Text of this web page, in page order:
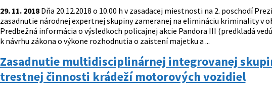
29. 11. 2018Dňa 20.12.2018 o 10.00 h v zasadacej miestnosti na 2. poschodí
zasadnutie národnej expertnej skupiny zameranej na elimináciu kriminality v
Predbežná informácia o výsledkoch policajnej akcie Pandora III (predkladá
k návrhu zákona o výkone rozhodnutia o zaistení majetku a ...
Zasadnutie multidisciplinárnej integrovanej
trestnej činnosti krádeží motorových vozidiel